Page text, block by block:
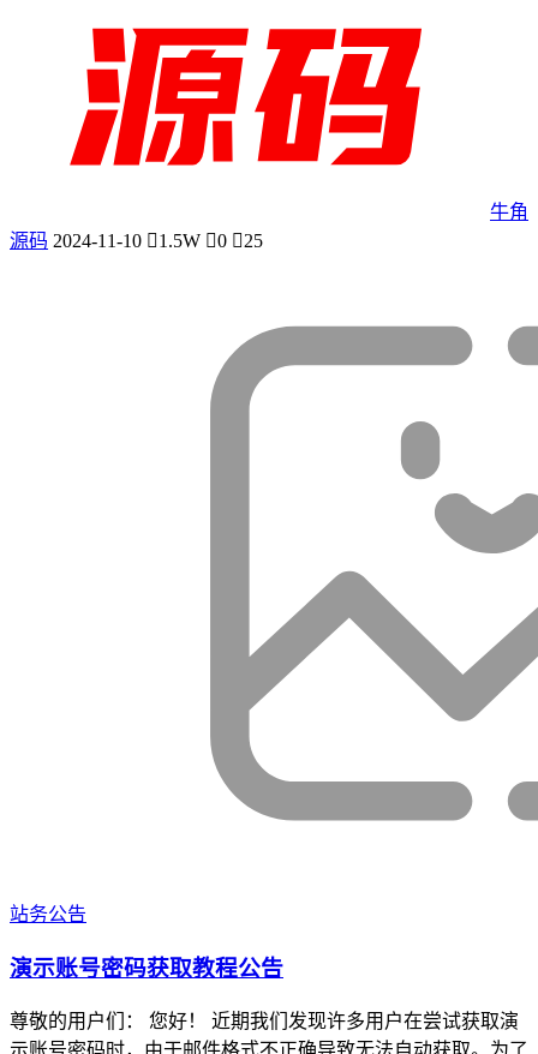
牛角
源码 2024-11-10 1.5W 0 25
站务公告
演示账号密码获取教程公告
尊敬的用户们： 您好！ 近期我们发现许多用户在尝试获取演
示账号密码时，由于邮件格式不正确导致无法自动获取。为了